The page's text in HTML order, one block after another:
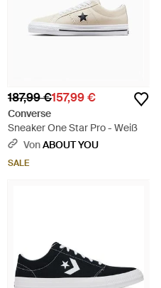
187,99 €157,99 €
Converse
Sneaker One Star Pro - Weiß
VonABOUT YOU
SALE